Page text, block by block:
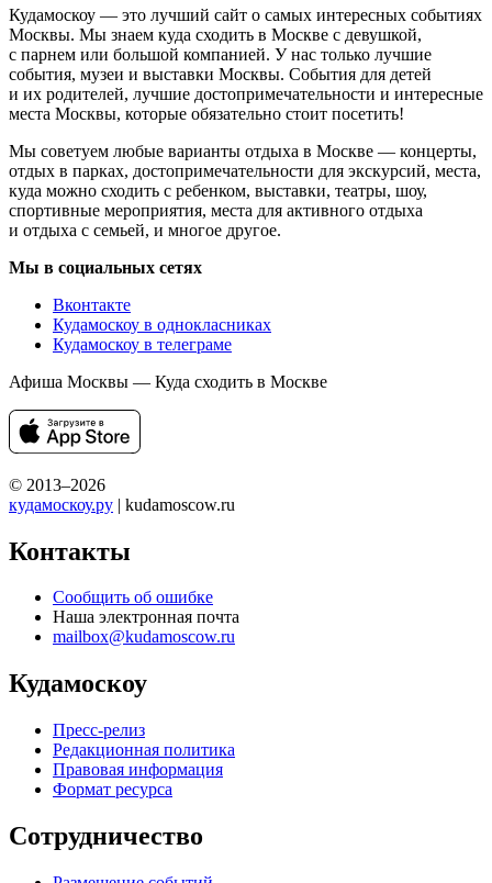
Кудамоскоу — это лучший сайт о самых интересных событиях
Москвы. Мы знаем куда сходить в Москве с девушкой,
с парнем или большой компанией. У нас только лучшие
события, музеи и выставки Москвы. События для детей
и их родителей, лучшие достопримечательности и интересные
места Москвы, которые обязательно стоит посетить!
Мы советуем любые варианты отдыха в Москве — концерты,
отдых в парках, достопримечательности для экскурсий, места,
куда можно сходить с ребенком, выставки, театры, шоу,
спортивные мероприятия, места для активного отдыха
и отдыха с семьей, и многое другое.
Мы в социальных сетях
Вконтакте
Кудамоскоу в однокласниках
Кудамоскоу в телеграме
Афиша Москвы — Куда сходить в Москве
© 2013–2026
кудамоскоу.ру | kudamoscow.ru
Контакты
Сообщить об ошибке
Наша электронная почта
mailbox@kudamoscow.ru
Кудамоскоу
Пресс-релиз
Редакционная политика
Правовая информация
Формат ресурса
Сотрудничество